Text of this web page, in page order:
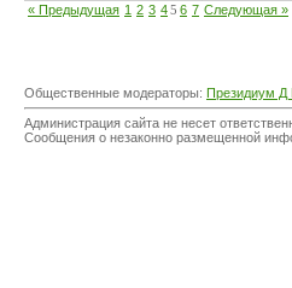
« Предыдущая 1 2 3 45 6 7 Следующая »
Общественные модераторы: Президиум Д
Администрация сайта не несет
Сообщения о незаконно размещенной